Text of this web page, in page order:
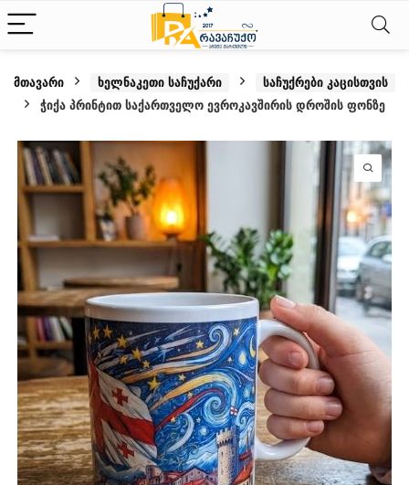
მთავარი ხელნაკეთი საჩუქარი
საჩუქრები კაცისთვის
ჭიქა პრინტით საქართველო ევროკავშირის დროშის ფონზე